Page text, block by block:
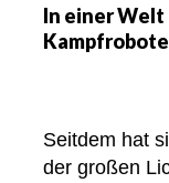
In einer Welt
Seitdem hat
der großen